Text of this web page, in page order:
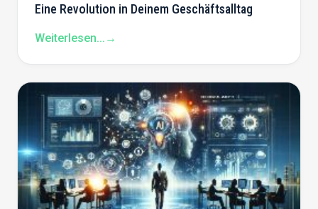
Eine Revolution in Deinem Geschäftsalltag
Weiterlesen... →